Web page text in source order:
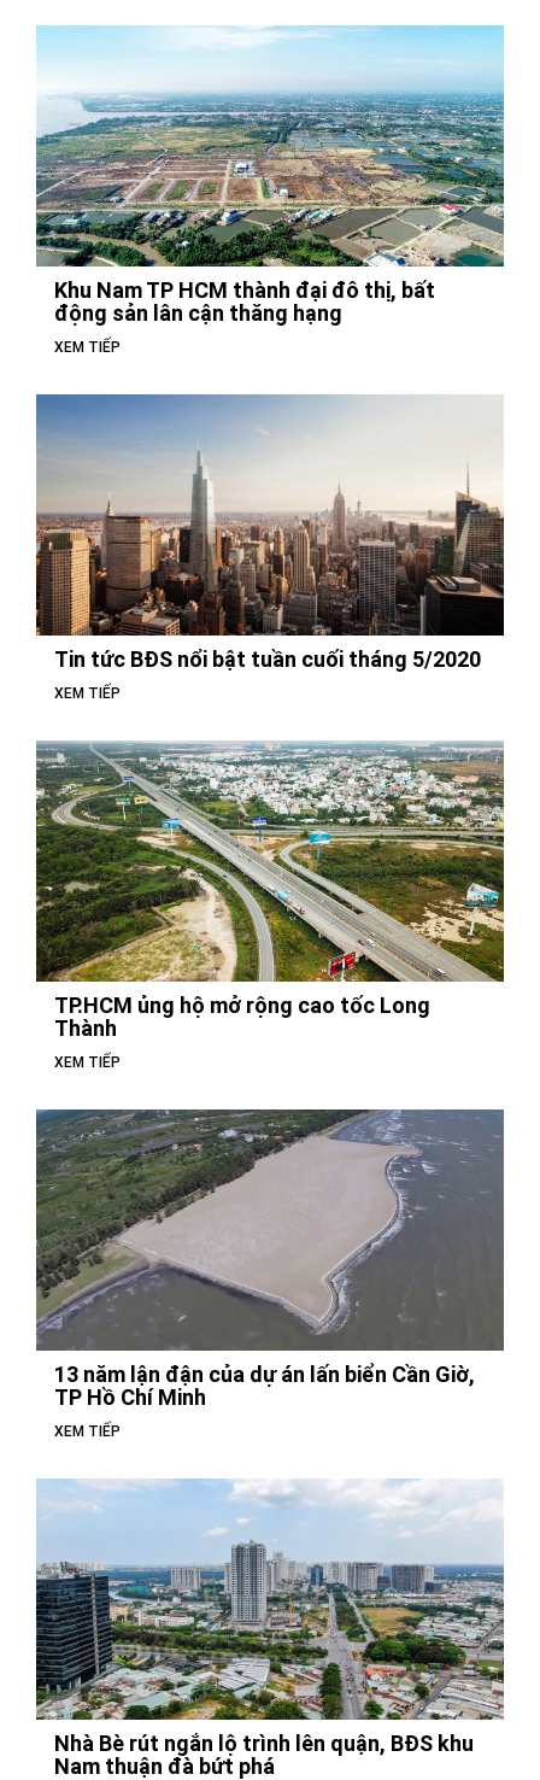
Khu Nam TP HCM thành đại đô thị, bất
động sản lân cận thăng hạng
XEM TIẾP
Tin tức BĐS nổi bật tuần cuối tháng 5/2020
XEM TIẾP
TP.HCM ủng hộ mở rộng cao tốc Long
Thành
XEM TIẾP
13 năm lận đận của dự án lấn biển Cần Giờ,
TP Hồ Chí Minh
XEM TIẾP
Nhà Bè rút ngắn lộ trình lên quận, BĐS khu
Nam thuận đà bứt phá